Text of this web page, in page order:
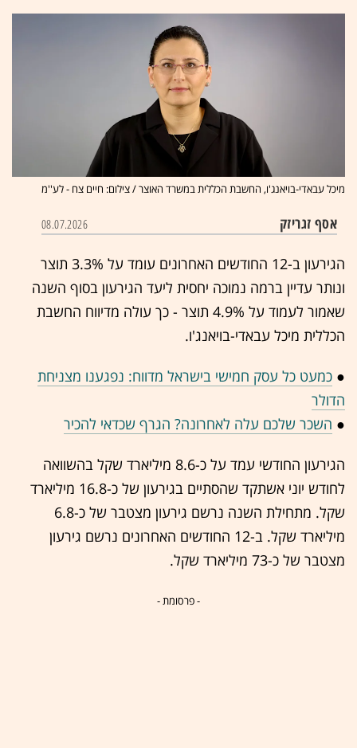
מיכל עבאדי-בויאנג'ו, החשבת הכללית במשרד האוצר / צילום: חיים צח - לע''מ
אסף זגריזק 08.07.2026
הגירעון ב-12 החודשים האחרונים עומד על 3.3% תוצר
ונותר עדיין ברמה נמוכה יחסית ליעד הגירעון בסוף השנה
שאמור לעמוד על 4.9% תוצר - כך עולה מדיווח החשבת
הכללית מיכל עבאדי-בויאנג'ו.
● כמעט כל עסק חמישי בישראל מדווח: נפגענו מצניחת
הדולר
● השכר שלכם עלה לאחרונה? הגרף שכדאי להכיר
הגירעון החודשי עמד על כ-8.6 מיליארד שקל בהשוואה
לחודש יוני אשתקד שהסתיים בגירעון של כ-16.8 מיליארד
שקל. מתחילת השנה נרשם גירעון מצטבר של כ-6.8
מיליארד שקל. ב-12 החודשים האחרונים נרשם גירעון
מצטבר של כ-73 מיליארד שקל.
- פרסומת -